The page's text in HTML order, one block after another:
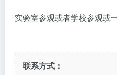
实验室参观或者学校参观或
联系方式：